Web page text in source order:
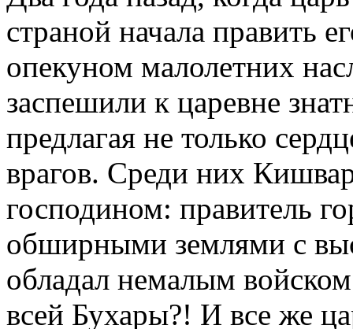
страной начала править
опекуном малолетних
заспешили к царевне
предлагая не только
врагов. Среди них
господином: правитель
обширными землями с
обладал немалым
всей Бухары?! И все же